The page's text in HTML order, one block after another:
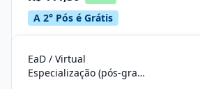
A 2° Pós é Grátis
EaD / Virtual
Especialização (pós-graduação)